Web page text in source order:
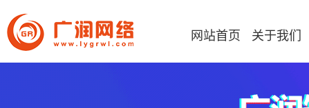
网站首页 关于我们